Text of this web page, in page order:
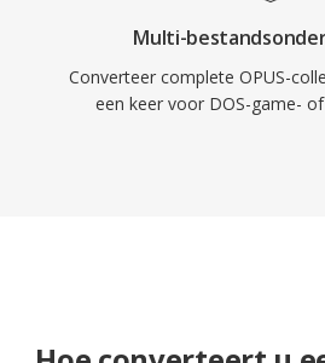
Multi-
Converteer complete OPUS-
een keer voor DOS-game-